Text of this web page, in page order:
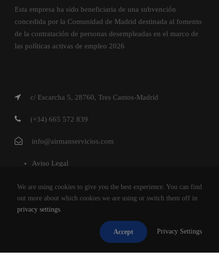
Esta empresa ha sido beneficiaria de una subvención
concedida por la Comunidad de Madrid destinada al fomento
de la contratación de personas desempleadas en el marco de
las políticas activas de empleo 2026
c/ Escarcha 5, 28760, Tres Cantos-Madrid
(+34) 665 572 839
info@airmanservicios.com
Aviso Legal
Política de Cookies
AIRMAN SERVICIOS DE RESTAURACION S.L.
TODOS LOS DERECHOS RESERVADOS.
We are using cookies to give you the best experience. You can find
out more about which cookies we are using or switch them off in
privacy settings.
Accept Privacy Settings